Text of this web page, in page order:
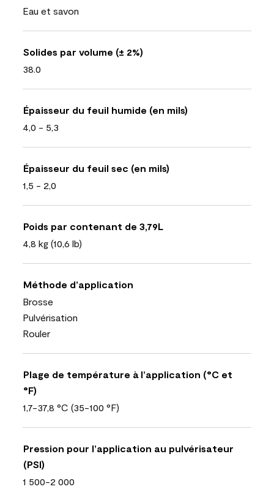
Eau et savon
Solides par volume (± 2%)
38.0
Épaisseur du feuil humide (en mils)
4,0 - 5,3
Épaisseur du feuil sec (en mils)
1,5 - 2,0
Poids par contenant de 3,79L
4,8 kg (10,6 lb)
Méthode d’application
Brosse
Pulvérisation
Rouler
Plage de température à l’application (°C et
°F)
1,7-37,8 °C (35-100 °F)
Pression pour l’application au pulvérisateur
(PSI)
1 500-2 000